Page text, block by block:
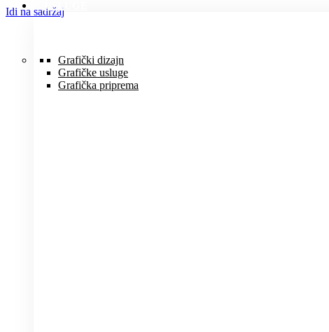
Idi na sadržajUSLUGE
Grafički dizajn
Grafičke usluge
Grafička priprema